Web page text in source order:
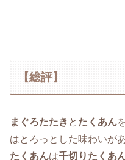
【総評】
まぐろたたき と たくあん
はとろっとした味わいがあ
たくあんは千切りたくあ